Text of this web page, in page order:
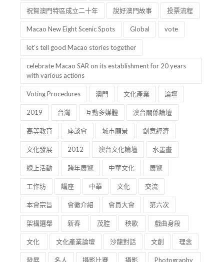
祝賀澳門特區成立二十年 說好澳門故事 投票流程
Macao New Eight Scenic Spots Global vote
let’s tell good Macao stories together
celebrate Macao SAR on its establishment for 20 years
with various actions
Voting Procedures 澳門 文化產業 論壇
2019 台灣 互動多媒體 澳台關係論壇
高等教育 座談會 城市願景 創意經濟
文化發展 2012 澳台文化論壇 水墨畫
線上活動 跨年展覽 中華文化 展覽
工作坊 講座 中華 文化 交流
本會宗旨 會徽介紹 會員大會 第六次
架構選舉 新春 茂腔 秧歌 戲曲身段
文化 文化產業論壇 沙龍對話 文創 理念
發展 名人 攝影比賽 攝影 Photography